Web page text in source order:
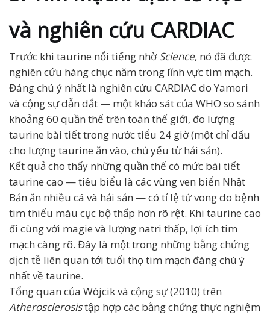
và nghiên cứu CARDIAC
Trước khi taurine nổi tiếng nhờScience, nó đã được
nghiên cứu hàng chục năm trong lĩnh vực tim mạch.
Đáng chú ý nhất là nghiên cứu CARDIAC do Yamori
và cộng sự dẫn dắt — một khảo sát của WHO so sánh
khoảng 60 quần thể trên toàn thế giới, đo lượng
taurine bài tiết trong nước tiểu 24 giờ (một chỉ dấu
cho lượng taurine ăn vào, chủ yếu từ hải sản).
Kết quả cho thấy những quần thể có mức bài tiết
taurine cao — tiêu biểu là các vùng ven biển Nhật
Bản ăn nhiều cá và hải sản — có tỉ lệ tử vong do bệnh
tim thiếu máu cục bộ thấp hơn rõ rệt. Khi taurine cao
đi cùng với magie và lượng natri thấp, lợi ích tim
mạch càng rõ. Đây là một trong những bằng chứng
dịch tễ liên quan tới tuổi thọ tim mạch đáng chú ý
nhất về taurine.
Tổng quan của Wójcik và cộng sự (2010) trên
Atherosclerosistập hợp các bằng chứng thực nghiệm